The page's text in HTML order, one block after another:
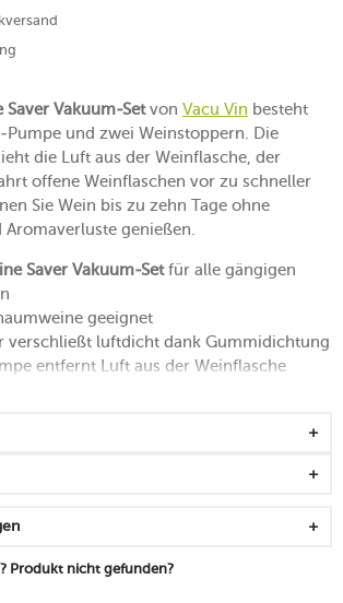
Saver Vakuum-Setvon Vacu Vin besteht
Pumpe und zwei Weinstoppern. Die
die Luft aus der Weinflasche, der
offene Weinflaschen vor zu schneller
Sie Wein bis zu zehn Tage ohne
genießen.
Saver Vakuum-Setfür alle gängigen
geeignet
verschließt luftdicht dank Gummidichtung
entfernt Luft aus der Weinflasche
Vakuum erreicht, ertönt ein „Klick“-
sind spülmaschinengeeignet
Produkt nicht gefunden?